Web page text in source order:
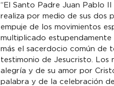
“El Santo Padre Juan Pablo
realiza por medio de sus dos
empuje de los movimientos
multiplicado
más el sacerdocio común de
testimonio de Jesucristo. Los
alegría y de su amor por
palabra y de la celebración